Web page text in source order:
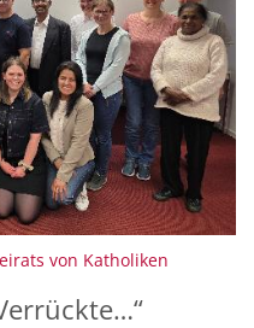
von Katholiken